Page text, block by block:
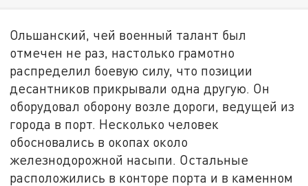
Ольшанский, чей военный талант был
отмечен не раз, настолько грамотно
распределил боевую силу, что позиции
десантников прикрывали одна другую. Он
оборудовал оборону возле дороги, ведущей из
города в порт. Несколько человек
обосновались в окопах около
железнодорожной насыпи. Остальные
расположились в конторе порта и в каменном